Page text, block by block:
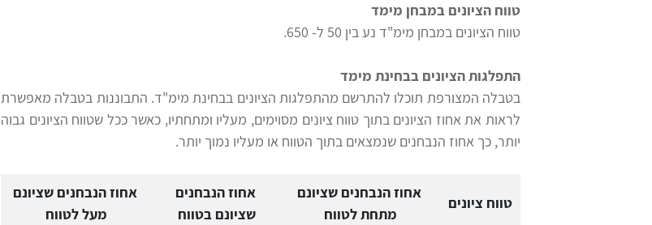
טווח הציונים במבחן מימד
טווח הציונים במבחן מימ"ד נע בין 50 ל- 650.
התפלגות הציונים בבחינת מימד
בטבלה המצורפת תוכלו להתרשם מהתפלגות הציונים בבחינת מימ"ד. התבוננות בטבלה מאפשרת
לראות את אחוז הציונים בתוך טווח ציונים מסוימים, מעליו ומתחתיו, כאשר ככל שטווח הציונים גבוה
יותר, כך אחוז הנבחנים שנמצאים בתוך הטווח או מעליו נמוך יותר.
טווח ציונים
אחוז הנבחנים שציונם
מתחת לטווח
אחוז הנבחנים
שציונם בטווח
אחוז הנבחנים שציונם
מעל לטווח